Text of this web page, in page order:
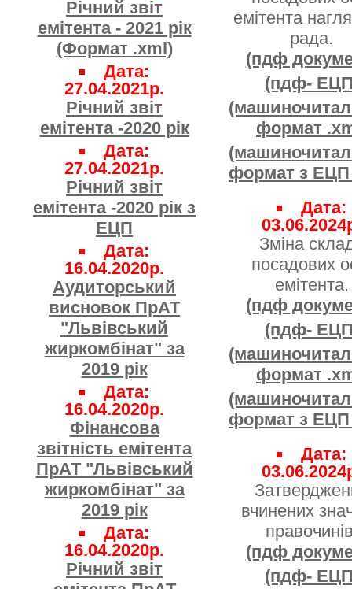
Річний звіт
емітента - 2021 рік
(Формат .xml)
Дата:
27.04.2021р.
Річний звіт
емітента -2020 рік
Дата:
27.04.2021р.
Річний звіт
емітента -2020 рік з
ЕЦП
Дата:
16.04.2020р.
Аудиторський
висновок ПрАТ
"Львівський
жиркомбінат" за
2019 рік
Дата:
16.04.2020р.
Фінансова
звітність емітента
ПрАТ "Львівський
жиркомбінат" за
2019 рік
Дата:
16.04.2020р.
Річний звіт
емітента
рада.
(пдф
(пдф-
формат
формат з ЕЦП
Дата:
Зміна
посадових
емітента.
(пдф
(пдф-
формат
формат з ЕЦП
Дата:
вчинених
(пдф
(пдф-